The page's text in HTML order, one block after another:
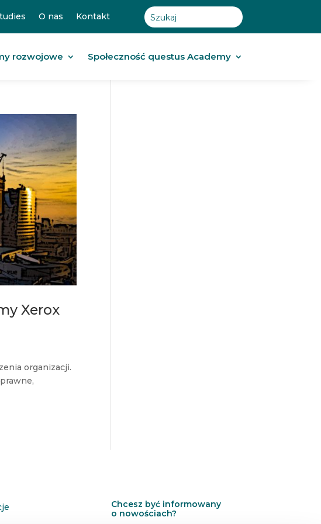
O nas Kontakt
rozwojowe Społeczność questus Academy
Xerox
organizacji.
Chcesz być informowany
o nowościach?